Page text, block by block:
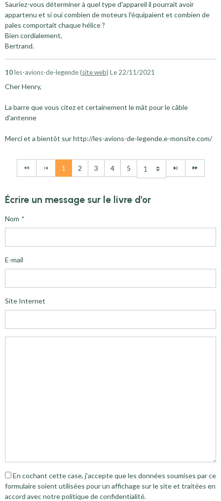
Sauriez-vous déterminer à quel type d'appareil il pourrait avoir
appartenu et si oui combien de moteurs l'équipaient et combien de
pales comportait chaque hélice ?
Bien cordialement,
Bertrand.
10les-avions-de-legende (site web) Le 22/11/2021
Cher Henry,
La barre que vous citez et certainement le mât pour le câble
d'antenne
Merci et a bientôt sur http://les-avions-de-legende.e-monsite.com/
1 2 3 4 5
Écrire un message sur le livre d'or
Nom
E-mail
Site Internet
En cochant cette case, j'accepte que les données soumises par ce
formulaire soient utilisées pour un affichage sur le site et traitées en
accord avec notre politique de confidentialité.